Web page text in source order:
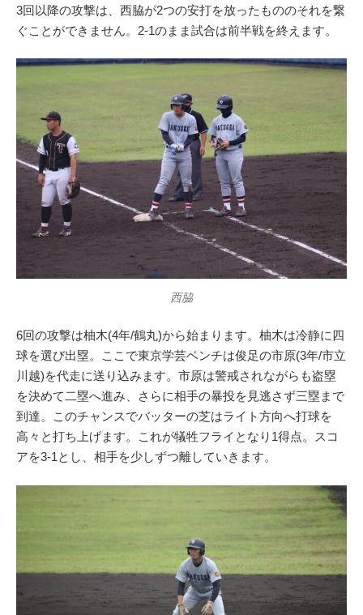
3回以降の攻撃は、西脇が2つの安打を放ったもののそれを繋
ぐことができません。2-1のまま試合は前半戦を終えます。
西脇
6回の攻撃は柚木(4年/鶴丸)から始まります。柚木は冷静に四
球を選び出塁。ここで東京学芸ベンチは俊足の市原(3年/市立
川越)を代走に送り込みます。市原は警戒されながらも盗塁
を決めて二塁へ進み、さらに相手の暴投を見逃さず三塁まで
到達。このチャンスでバッターの芝はライト方向へ打球を
高々と打ち上げます。これが犠牲フライとなり1得点。スコ
アを3-1とし、相手を少しずつ離していきます。